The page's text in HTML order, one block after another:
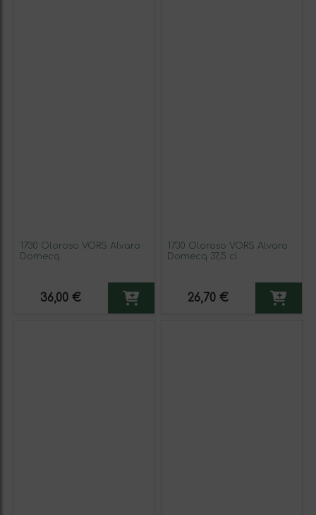
1730 Oloroso VORS Álvaro
Domecq
36,00 €
1730 Oloroso VORS Alvaro
Domecq 37,5 cl
26,70 €